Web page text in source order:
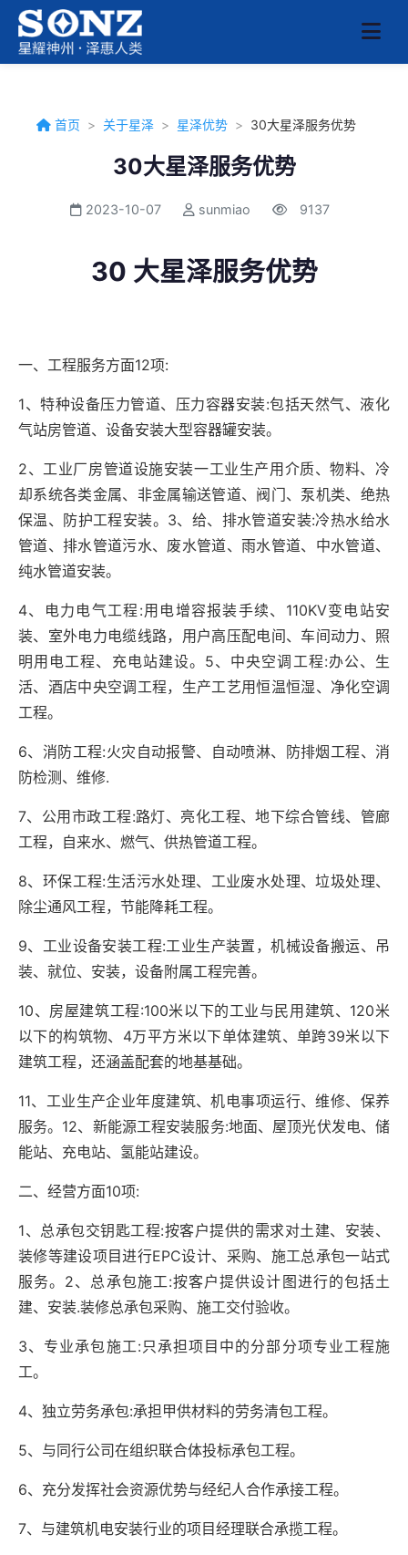
首页 > 关于星泽 > 星泽优势 > 30大星泽服务优势
30大星泽服务优势
2023-10-07 sunmiao 9137
30 大星泽服务优势
一、工程服务方面12项:
1、特种设备压力管道、压力容器安装:包括天然气、液化
气站房管道、设备安装大型容器罐安装。
2、工业厂房管道设施安装一工业生产用介质、物料、冷
却系统各类金属、非金属输送管道、阀门、泵机类、绝热
保温、防护工程安装。 3、给、排水管道安装:冷热水给水
管道、排水管道污水、废水管道、雨水管道、中水管道、
纯水管道安装。
4、电力电气工程 :用电增容报装手续、 110KV变电站安
装、室外电力电缆线路，用户高压配电间、车间动力、照
明用电工程、充电站建设。 5、中央空调工程:办公、生
活、酒店中央空调工程，生产工艺用恒温恒湿、净化空调
工程。
6、消防工程:火灾自动报警、自动喷淋、防排烟工程、消
防检测、维修.
7、公用市政工程:路灯、亮化工程、地下综合管线、管廊
工程，自来水、燃气、供热管道工程。
8、环保工程:生活污水处理、工业废水处理、垃圾处理、
除尘通风工程，节能降耗工程。
9、工业设备安装工程:工业生产装置，机械设备搬运、吊
装、就位、安装，设备附属工程完善。
10、房屋建筑工程:100米以下的工业与民用建筑、 120米
以下的构筑物、 4万平方米以下单体建筑、单跨39米以下
建筑工程，还涵盖配套的地基基础。
11、工业生产企业年度建筑、机电事项运行、维修、保养
服务。 12、新能源工程安装服务:地面、屋顶光伏发电、储
能站、充电站、氢能站建设。
二、经营方面10项:
1、总承包交钥匙工程:按客户提供的需求对土建、安装、
装修等建设项目进行EPC设计、采购、施工总承包一站式
服务。 2、总承包施工:按客户提供设计图进行的包括土
建、安装.装修总承包采购、施工交付验收。
3、专业承包施工: 只承担项目中的分部分项专业工程施
工。
4、独立劳务承包:承担甲供材料的劳务清包工程。
5、与同行公司在组织联合体投标承包工程。
6、充分发挥社会资源优势与经纪人合作承接工程。
7、与建筑机电安装行业的项目经理联合承揽工程。